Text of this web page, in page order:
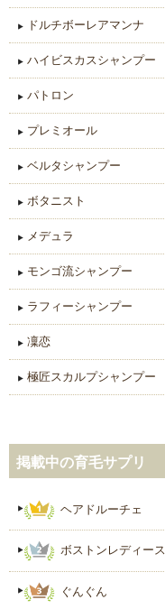
ドルチボーレアマンナ
ハイビスカスシャンプー
パトロン
プレミオール
ベルタシャンプー
ボタニスト
メデュラ
モンゴ流シャンプー
ラフィーシャンプー
凜恋
極匠スカルプシャンプー
掲載中の育毛サプリ
ヘアドルーチェ
ボストンレディース
ぐんぐん